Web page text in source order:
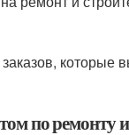
которые
по ремонту